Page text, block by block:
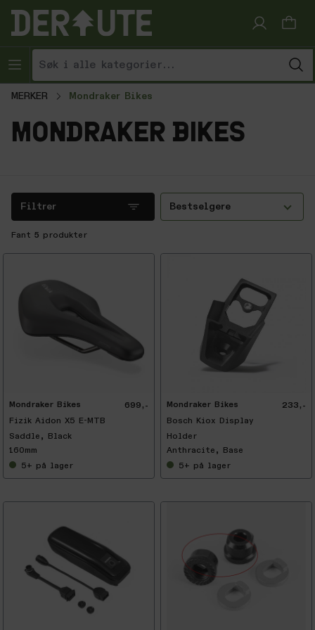
Hopp til innhold
MERKER Mondraker Bikes
mondraker bikes
Filtrer Bestselgere
Fant 5 produkter
Mondraker Bikes
Fizik Aidon X5 E-MTB
Saddle, Black
699,-
160mm
5+ på lager
Mondraker Bikes
Bosch Kiox Display
Holder
233,-
Anthracite, Base
5+ på lager